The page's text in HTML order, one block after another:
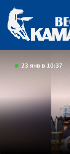
23 янв в 10:37